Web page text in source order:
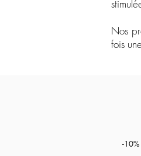
Nos
fois
-1